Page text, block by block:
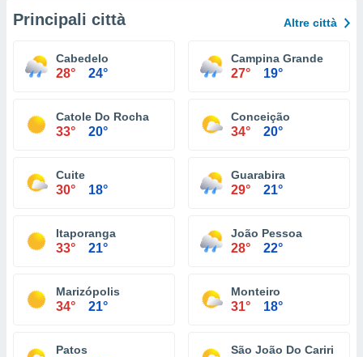
Principali città Altre città
Cabedelo
28° 24°
Campina Grande
27° 19°
Catole Do Rocha
33° 20°
Conceição
34° 20°
Cuite
30° 18°
Guarabira
29° 21°
Itaporanga
33° 21°
João Pessoa
28° 22°
Marizópolis
34° 21°
Monteiro
31° 18°
Patos São João Do Cariri